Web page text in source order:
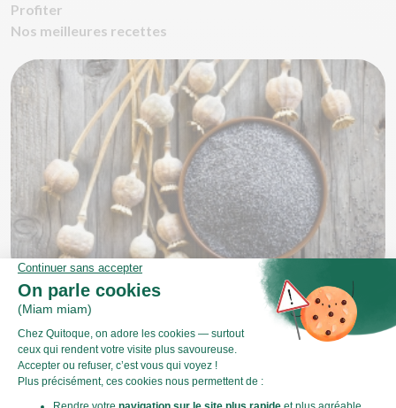
Profiter
Nos meilleures recettes
Graines de pavot : bienfaits, nutriments et
usages pratiques
Longtemps utilisées à des fins culinaires et médicinales,
les graines de pavot reviennent aujourd’hui sur le devant
de la scène pour leurs nombreuses vertus nutriti...